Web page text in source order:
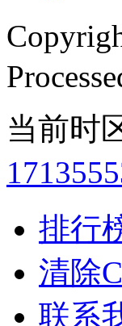
当前时
排行
清除
联系